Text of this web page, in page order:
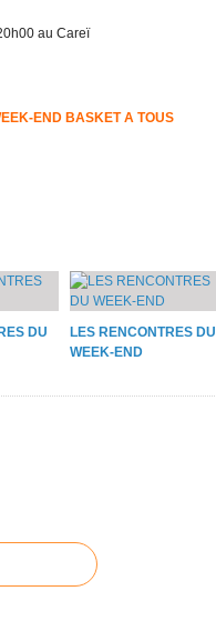
au Careï
END BASKET A TOUS
DU
LES RENCONTRES DU
WEEK-END